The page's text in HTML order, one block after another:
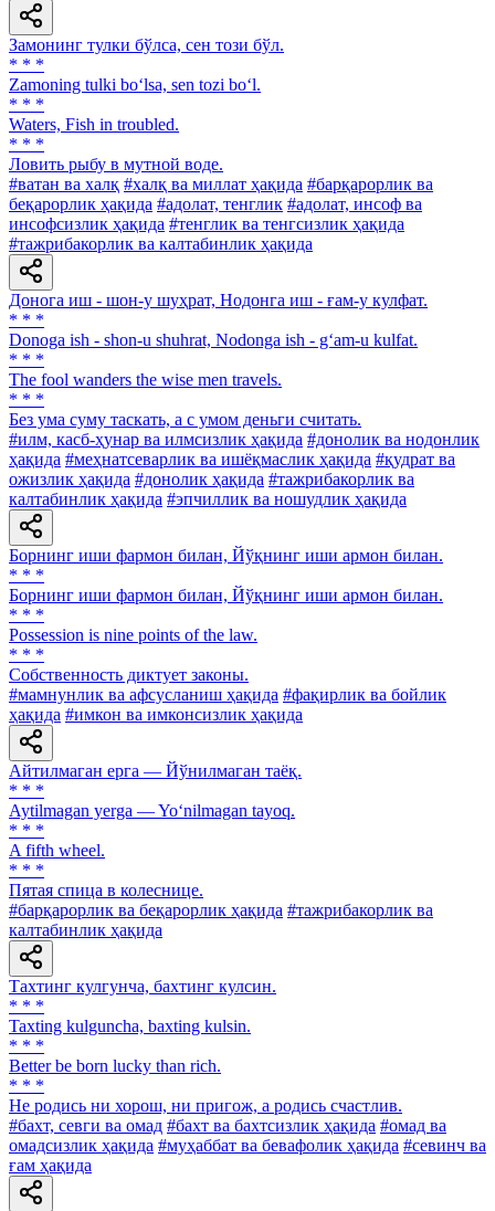
Замонинг тулки бўлса, сен този бўл.
* * *
Zamoning tulki bo‘lsa, sen tozi bo‘l.
* * *
Waters, Fish in troubled.
* * *
Ловить рыбу в мутной воде.
#ватан ва халқ #халқ ва миллат ҳақида #барқарорлик ва
беқарорлик ҳақида #адолат, тенглик #адолат, инсоф ва
инсофсизлик ҳақида #тенглик ва тенгсизлик ҳақида
#тажрибакорлик ва калтабинлик ҳақида
Донога иш - шон-у шуҳрат, Нодонга иш - ғам-у кулфат.
* * *
Donoga ish - shon-u shuhrat, Nodonga ish - g‘am-u kulfat.
* * *
The fool wanders the wise men travels.
* * *
Без ума суму таскать, а с умом деньги считать.
#илм, касб-ҳунар ва илмсизлик ҳақида #донолик ва нодонлик
ҳақида #меҳнатсеварлик ва ишёқмаслик ҳақида #қудрат ва
ожизлик ҳақида #донолик ҳақида #тажрибакорлик ва
калтабинлик ҳақида #эпчиллик ва ношудлик ҳақида
Борнинг иши фармон билан, Йўқнинг иши армон билан.
* * *
Борнинг иши фармон билан, Йўқнинг иши армон билан.
* * *
Possession is nine points of the law.
* * *
Собственность диктует законы.
#мамнунлик ва афсусланиш ҳақида #фақирлик ва бойлик
ҳақида #имкон ва имконсизлик ҳақида
Айтилмаган ерга — Йўнилмаган таёқ.
* * *
Aytilmagan yerga — Yo‘nilmagan tayoq.
* * *
A fifth wheel.
* * *
Пятая спица в колеснице.
#барқарорлик ва беқарорлик ҳақида #тажрибакорлик ва
калтабинлик ҳақида
Тахтинг кулгунча, бахтинг кулсин.
* * *
Taxting kulguncha, baxting kulsin.
* * *
Better be born lucky than rich.
* * *
He родись ни хорош, ни пригож, а родись счастлив.
#бахт, севги ва омад #бахт ва бахтсизлик ҳақида #омад ва
омадсизлик ҳақида #муҳаббат ва бевафолик ҳақида #севинч ва
ғам ҳақида